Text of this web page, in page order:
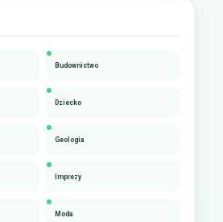
Budownictwo
Dziecko
Geologia
Imprezy
Moda